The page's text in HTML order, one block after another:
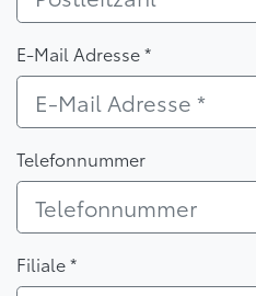
E-Mail Adresse *
Telefonnummer
Filiale *